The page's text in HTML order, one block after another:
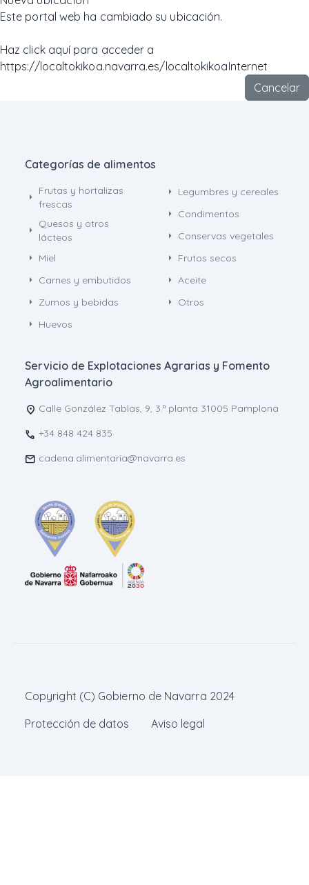
Este portal web ha cambiado su ubicación.
Haz click aquí para acceder a
https://localtokikoa.navarra.es/localtokikoaInternet
Cancelar
Categorías de alimentos
arrow_right Frutas y hortalizas
frescas
arrow_right Quesos y otros
lácteos
arrow_right Miel
arrow_right Carnes y embutidos
arrow_right Zumos y bebidas
arrow_right Huevos
arrow_right Legumbres y cereales
arrow_right Condimentos
arrow_right Conservas vegetales
arrow_right Frutos secos
arrow_right Aceite
arrow_right Otros
Servicio de Explotaciones Agrarias y Fomento
Agroalimentario
location_on Calle González Tablas, 9, 3.ª planta 31005 Pamplona
call +34 848 424 835
mail cadena.alimentaria@navarra.es
Copyright (C) Gobierno de Navarra 2024
Protección de datos
Aviso legal